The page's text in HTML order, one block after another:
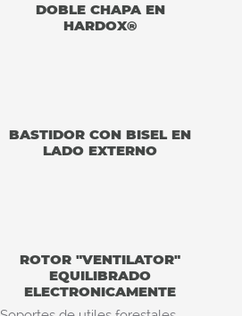
DOBLE CHAPA EN
HARDOX®
BASTIDOR CON BISEL EN
LADO EXTERNO
ROTOR "VENTILATOR"
EQUILIBRADO
ELECTRONICAMENTE